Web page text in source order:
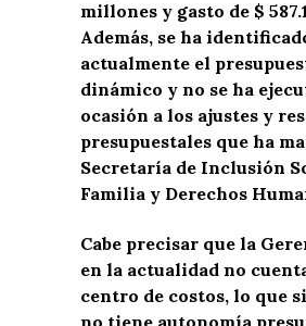
millones y gasto de $
Además, se ha
actualmente el
dinámico y no se ha
ocasión a los ajustes y
presupuestales que ha
Secretaría de Inclusión
Familia y Derechos
Cabe precisar que la
en la actualidad no
centro de costos, lo que
no tiene autonomía